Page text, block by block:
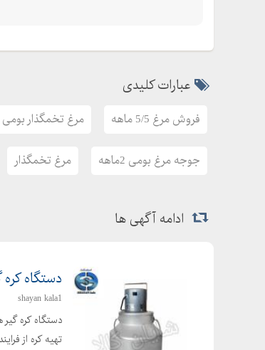
عبارات کلیدی
فروش مرغ 5/5 ماهه مرغ تخمگذار بومی
جوجه مرغ بومی 2ماهه مرغ تخمگذار
ادامه آگهی ها
دستگاه
shayan kala1
دستگاه کره
تهیه کره از